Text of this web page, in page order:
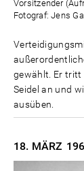
Vorsitzender
Fotograf: Jens
gewählt. Er tritt
Seidel an und
ausüben.
18. MÄRZ